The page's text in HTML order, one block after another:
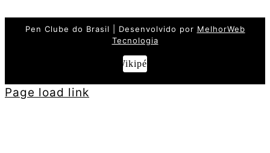
Pen Clube do Brasil | Desenvolvido por MelhorWeb
Tecnologia
Wikipédia
Page load link